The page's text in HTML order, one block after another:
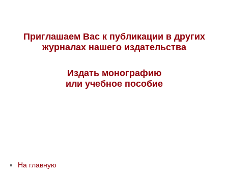
Приглашаем Вас к публикации в других
журналах нашего издательства
Издать монографию
или учебное пособие
На главную